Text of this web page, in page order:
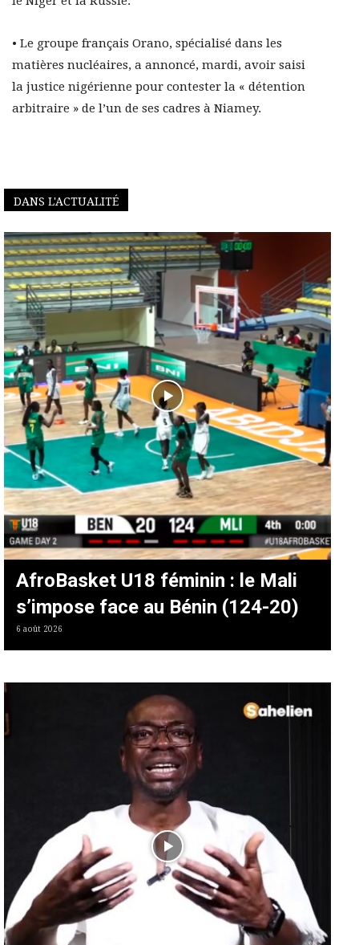
• Le groupe français Orano, spécialisé dans les
matières nucléaires, a annoncé, mardi, avoir saisi
la justice nigérienne pour contester la « détention
arbitraire » de l’un de ses cadres à Niamey.
DANS L'ACTUALITÉ
AfroBasket U18 féminin : le Mali
s’impose face au Bénin (124-20)
6 août 2026